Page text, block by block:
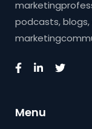
podcasts, blogs,
Menu